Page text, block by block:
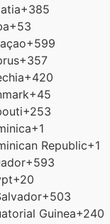
+385
+53
+599
+357
+420
+45
+253
+1
Republic+1
+593
+20
+503
Guinea+240